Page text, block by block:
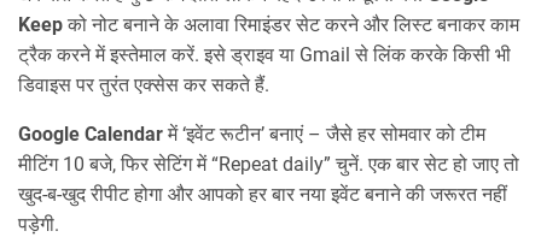
Keep को नोट बनाने के अलावा रिमाइंडर सेट करने और लिस्ट बनाकर काम
ट्रैक करने में इस्तेमाल करें. इसे ड्राइव या Gmail से लिंक करके किसी भी
डिवाइस पर तुरंत एक्सेस कर सकते हैं.
Google Calendar में ‘इवेंट रूटीन’ बनाएं – जैसे हर सोमवार को टीम
मीटिंग 10 बजे, फिर सेटिंग में “Repeat daily” चुनें. एक बार सेट हो जाए तो
खुद-ब-खुद रीपीट होगा और आपको हर बार नया इवेंट बनाने की जरूरत नहीं
पड़ेगी.